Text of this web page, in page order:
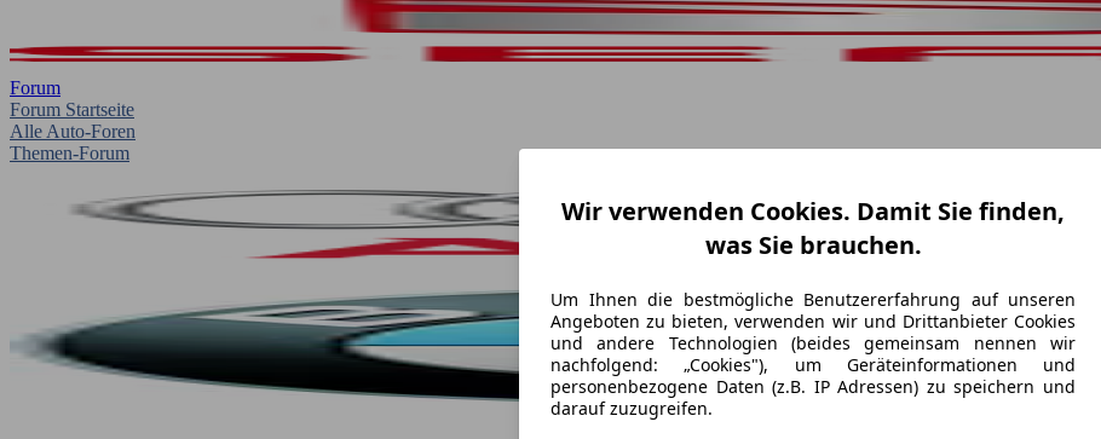
Wir verwenden Cookies. Damit Sie finden,
was Sie brauchen.
Um Ihnen die bestmögliche Benutzererfahrung auf unseren
Angeboten zu bieten, verwenden wir und Drittanbieter Cookies
und andere Technologien (beides gemeinsam nennen wir
nachfolgend: „Cookies"), um Geräteinformationen und
personenbezogene Daten (z.B. IP Adressen) zu speichern und
darauf zuzugreifen.
Forum
Forum Startseite
Alle Auto-Foren
Themen-Forum